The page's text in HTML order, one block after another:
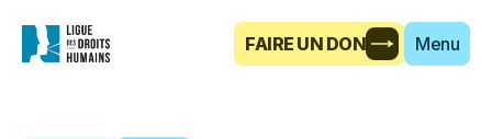
FAIRE UN DON Menu